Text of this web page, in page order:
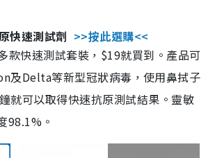
快速測試劑 >>按此選購<<
款快速測試套裝，$19就買到。產品可
及Delta等新型冠狀病毒，使用鼻拭子
就可以取得快速抗原測試結果。靈敏
98.1%。